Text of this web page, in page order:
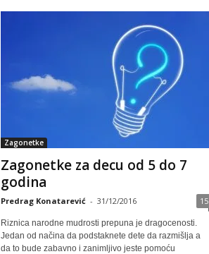
Zagonetke
Zagonetke za decu od 5 do 7
godina
Predrag Konatarević - 31/12/2016 15
Riznica narodne mudrosti prepuna je dragocenosti.
Jedan od načina da podstaknete dete da razmišlja a
da to bude zabavno i zanimljivo jeste pomoću